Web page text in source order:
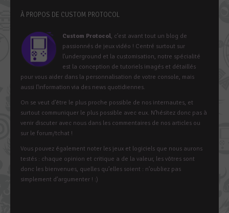
À PROPOS DE CUSTOM PROTOCOL
Custom Protocol, c’est avant tout un blog de
passionnés de jeux vidéo ! Centré surtout sur
l’underground et la customisation, notre spécialité
est la conception de tutoriels imagés et détaillés
pour vous aider dans la personnalisation de votre console, mais
aussi l’information via des news quotidiennes.
On se veut d’être le plus proche possible de nos internautes, et
surtout communiquer le plus possible avec eux. N’hésitez donc pas à
venir discuter avec nous dans les commentaires de nos articles ou
sur le forum/tchat !
Vous pouvez également noter les jeux et logiciels que nous aurons
testés : chaque opinion et critique a de la valeur, les vôtres sont
donc les bienvenues, quelles qu’elles soient : n’oubliez pas
simplement d’argumenter ! :)